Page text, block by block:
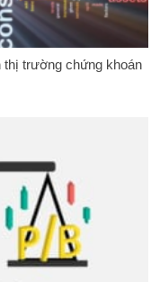
trường chứng khoán